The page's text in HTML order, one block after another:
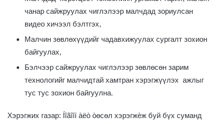
чанар сайжруулах чиглэлээр малчдад зориулсан
видео хичээл бэлтгэх,
Малчин зөвлөхүүдийг чадавхижуулах сургалт зохион
байгуулах,
Бэлчээр сайжруулах чиглэлээр зөвлөсөн зарим
технологийг малчидтай хамтран хэрэгжүүлэх ажлыг
тус тус зохион байгуулна.
Хэрэгжих газар: Íîãîîí àëò òөсөл хэрэгжèж буй бүх суманд